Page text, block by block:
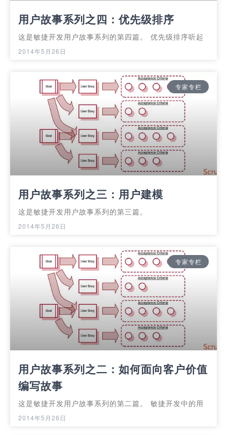
用户故事系列之四：优先级排序
这是敏捷开发用户故事系列的第四篇。 优先级排序听起
2014年5月26日
专家专栏
用户故事系列之三：用户建模
这是敏捷开发用户故事系列的第三篇。
2014年5月26日
专家专栏
用户故事系列之二：如何面向客户价值
编写故事
这是敏捷开发用户故事系列的第二篇。 敏捷开发中的用
2014年5月26日